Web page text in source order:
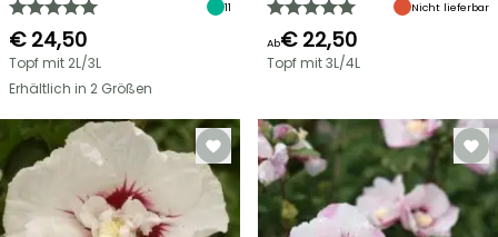
11
€ 24,50
Topf mit 2L/3L
Erhältlich in 2 Größen
Nicht lieferbar
Ab€ 22,50
Topf mit 3L/4L